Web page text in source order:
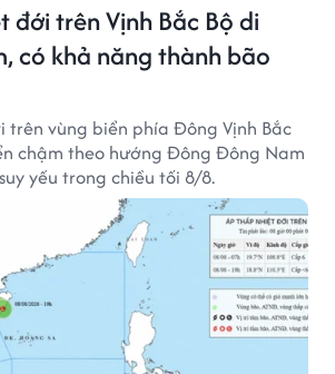
đới trên Vịnh Bắc Bộ di
có khả năng thành bão
vùng biển phía Đông Vịnh Bắc
chậm theo hướng Đông Đông Nam
yếu trong chiều tối 8/8.